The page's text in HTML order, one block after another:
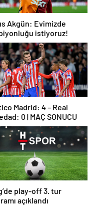
Akgün: Evimizde
istiyoruz!
Madrid: 4 – Real
0 | MAÇ SONUCU
play-off 3. tur
açıklandı